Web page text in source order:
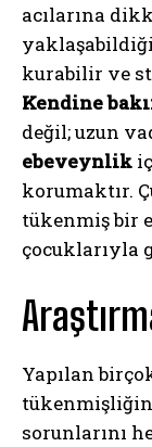
acılarına
kurabilir ve
Kendine
değil; uzun
ebeveynlik
korumaktır.
tükenmiş bir
çocuklarıyla
Yapılan
sorunlarını